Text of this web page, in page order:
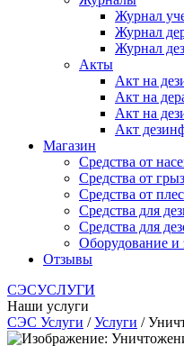
Журнал
Журнал
Журнал
Акты
Акт на
Акт на
Акт на
Акт
Магазин
Средства от
Средства от
Средства от
Средства для
Средства для
Оборудование и
Отзывы
СЭСУСЛУГИ
Наши услуги
СЭС Услуги /Услуги /